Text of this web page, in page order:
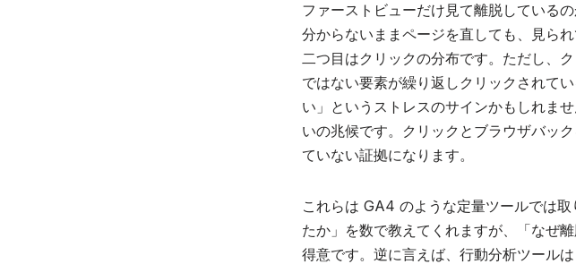
ファーストビューだけ見て離脱している
分からないままページを直しても、見ら
二つ目はクリックの分布です。ただし、
ではない要素が繰り返しクリックされて
い」というストレスのサインかもしれま
いの兆候です。クリックとブラウザバッ
ていない証拠になります。
これらは GA4 のような定量ツールでは
たか」を数で教えてくれますが、「なぜ
得意です。逆に言えば、行動分析ツール